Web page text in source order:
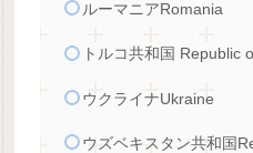
ルーマニアRomania
トルコ共和国 Republic
ウクライナUkraine
ウズベキスタン共和国